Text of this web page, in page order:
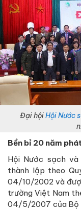
Đại hộiHội Nước
Bền bỉ 20 năm
Hội Nước sạch
thành lập theo
04/10/2002 và
trường Việt Nam
04/5/2007 của Bộ